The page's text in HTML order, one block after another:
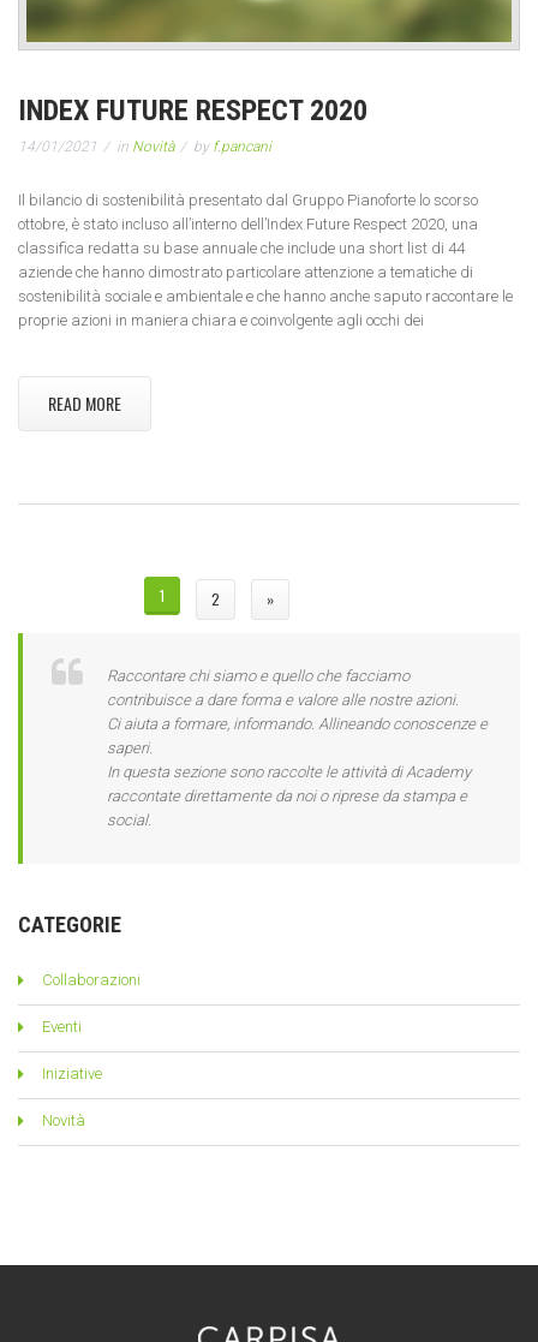
INDEX FUTURE RESPECT 2020
14/01/2021 in Novità by f.pancani
Il bilancio di sostenibilità presentato dal Gruppo Pianoforte lo scorso
ottobre, è stato incluso all’interno dell’Index Future Respect 2020, una
classifica redatta su base annuale che include una short list di 44
aziende che hanno dimostrato particolare attenzione a tematiche di
sostenibilità sociale e ambientale e che hanno anche saputo raccontare le
proprie azioni in maniera chiara e coinvolgente agli occhi dei
READ MORE
1 2 »
Raccontare chi siamo e quello che facciamo
contribuisce a dare forma e valore alle nostre azioni.
Ci aiuta a formare, informando. Allineando conoscenze e
saperi.
In questa sezione sono raccolte le attività di Academy
raccontate direttamente da noi o riprese da stampa e
social.
CATEGORIE
Collaborazioni
Eventi
Iniziative
Novità